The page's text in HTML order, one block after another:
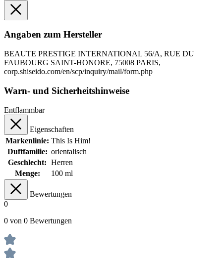
Angaben zum Hersteller
BEAUTE PRESTIGE INTERNATIONAL 56/A, RUE DU
FAUBOURG SAINT-HONORE, 75008 PARIS,
corp.shiseido.com/en/scp/inquiry/mail/form.php
Warn- und Sicherheitshinweise
Entflammbar
Eigenschaften
Markenlinie: This Is Him!
Duftfamilie: orientalisch
Geschlecht: Herren
Menge:
100 ml
Bewertungen
0
0 von 0 Bewertungen